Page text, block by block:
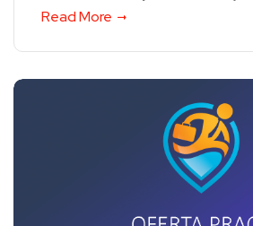
Read More